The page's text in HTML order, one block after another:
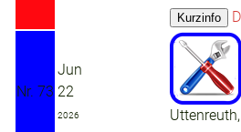
Nr. 73
Jun
22
2026